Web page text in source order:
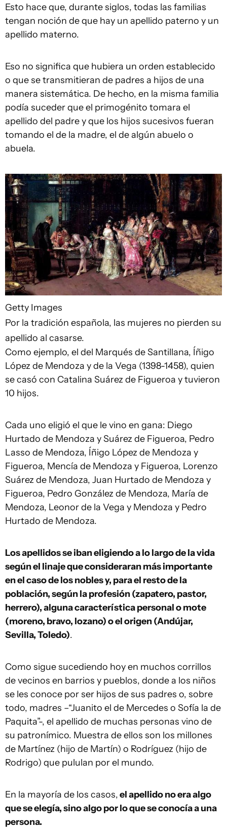
Esto hace que, durante siglos, todas las familias
tengan noción de que hay un apellido paterno y un
apellido materno.
Eso no significa que hubiera un orden establecido
o que se transmitieran de padres a hijos de una
manera sistemática. De hecho, en la misma familia
podía suceder que el primogénito tomara el
apellido del padre y que los hijos sucesivos fueran
tomando el de la madre, el de algún abuelo o
abuela.
Getty Images
Por la tradición española, las mujeres no pierden su
apellido al casarse.
Como ejemplo, el del Marqués de Santillana, Íñigo
López de Mendoza y de la Vega (1398-1458), quien
se casó con Catalina Suárez de Figueroa y tuvieron
10 hijos.
Cada uno eligió el que le vino en gana: Diego
Hurtado de Mendoza y Suárez de Figueroa, Pedro
Lasso de Mendoza, Íñigo López de Mendoza y
Figueroa, Mencía de Mendoza y Figueroa, Lorenzo
Suárez de Mendoza, Juan Hurtado de Mendoza y
Figueroa, Pedro González de Mendoza, María de
Mendoza, Leonor de la Vega y Mendoza y Pedro
Hurtado de Mendoza.
Los apellidos se iban eligiendo a lo largo de la vida
según el linaje que consideraran más importante
en el caso de los nobles y, para el resto de la
población, según la profesión (zapatero, pastor,
herrero), alguna característica personal o mote
(moreno, bravo, lozano) o el origen (Andújar,
Sevilla, Toledo).
Como sigue sucediendo hoy en muchos corrillos
de vecinos en barrios y pueblos, donde a los niños
se les conoce por ser hijos de sus padres o, sobre
todo, madres –“Juanito el de Mercedes o Sofía la de
Paquita”-, el apellido de muchas personas vino de
su patronímico. Muestra de ellos son los millones
de Martínez (hijo de Martín) o Rodríguez (hijo de
Rodrigo) que pululan por el mundo.
En la mayoría de los casos,el apellido no era algo
que se elegía, sino algo por lo que se conocía a una
persona.